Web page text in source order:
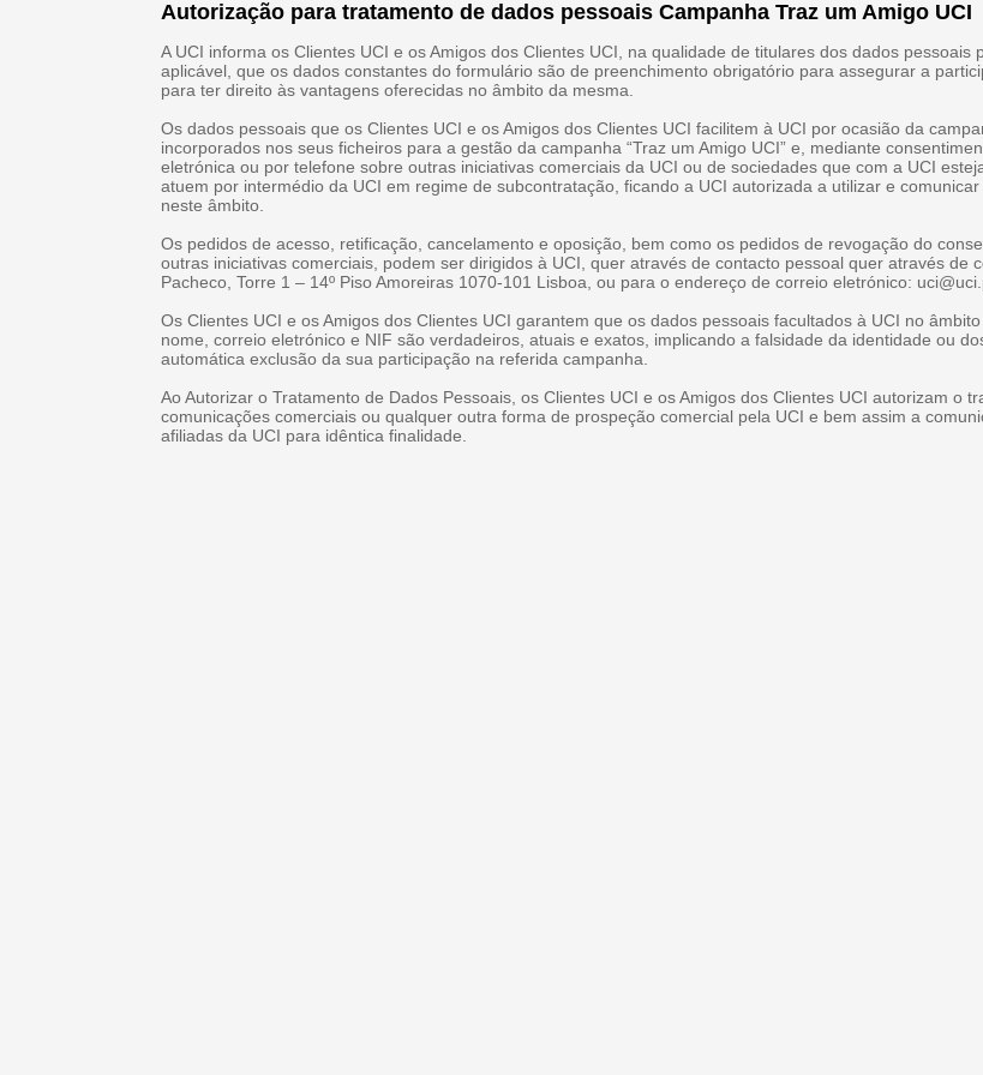
Autorização para tratamento de dados pessoais Campanha Traz um Amigo UCI
A UCI informa os Clientes UCI e os Amigos dos Clientes UCI, na qualidade de titulares dos dados
aplicável, que os dados constantes do formulário são de preenchimento obrigatório para assegurar a
para ter direito às vantagens oferecidas no âmbito da mesma.
Os dados pessoais que os Clientes UCI e os Amigos dos Clientes UCI facilitem à UCI por ocasião da
incorporados nos seus ficheiros para a gestão da campanha “Traz um Amigo UCI” e, mediante
eletrónica ou por telefone sobre outras iniciativas comerciais da UCI ou de sociedades que com a UCI
atuem por intermédio da UCI em regime de subcontratação, ficando a UCI autorizada a utilizar e
neste âmbito.
Os pedidos de acesso, retificação, cancelamento e oposição, bem como os pedidos de revogação do
outras iniciativas comerciais, podem ser dirigidos à UCI, quer através de contacto pessoal quer através de
Pacheco, Torre 1 – 14º Piso Amoreiras 1070-101 Lisboa, ou para o endereço de correio eletrónico:
Os Clientes UCI e os Amigos dos Clientes UCI garantem que os dados pessoais facultados à UCI no
nome, correio eletrónico e NIF são verdadeiros, atuais e exatos, implicando a falsidade da identidade ou
automática exclusão da sua participação na referida campanha.
Ao Autorizar o Tratamento de Dados Pessoais, os Clientes UCI e os Amigos dos Clientes UCI autorizam o
comunicações comerciais ou qualquer outra forma de prospeção comercial pela UCI e bem assim a
afiliadas da UCI para idêntica finalidade.